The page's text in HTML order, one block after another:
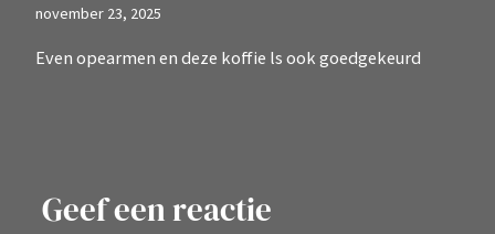
november 23, 2025
Even opearmen en deze koffie ls ook goedgekeurd
Geef een reactie